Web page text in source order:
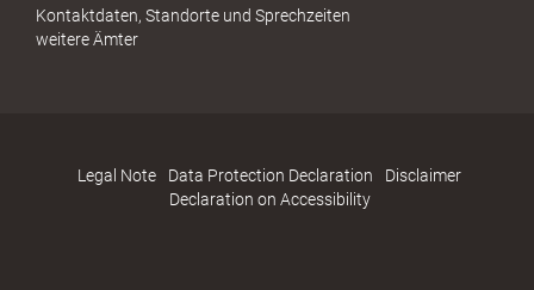
Kontaktdaten, Standorte und Sprechzeiten
weitere Ämter
Legal Note Data Protection Declaration
Disclaimer
Declaration on Accessibility